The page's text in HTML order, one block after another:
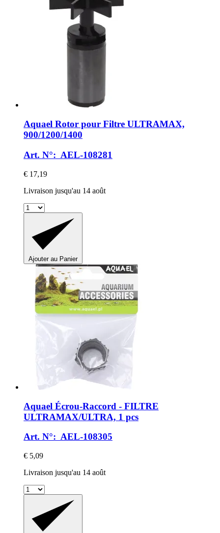
Aquael Rotor pour Filtre ULTRAMAX,
900/1200/1400
Art. N°: AEL-108281
€ 17,19
Livraison jusqu'au 14 août
Ajouter au Panier
Aquael Écrou-​Raccord -​ FILTRE
ULTRAMAX/ULTRA, 1 pcs
Art. N°: AEL-108305
€ 5,09
Livraison jusqu'au 14 août